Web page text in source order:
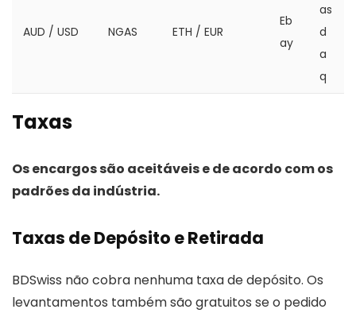
AUD / USD NGAS ETH / EUR
Eb
ay
as
d
a
q
Taxas
Os encargos são aceitáveis ​​e de acordo com os
padrões da indústria.
Taxas de Depósito e Retirada
BDSwiss não cobra nenhuma taxa de depósito. Os
levantamentos também são gratuitos se o pedido